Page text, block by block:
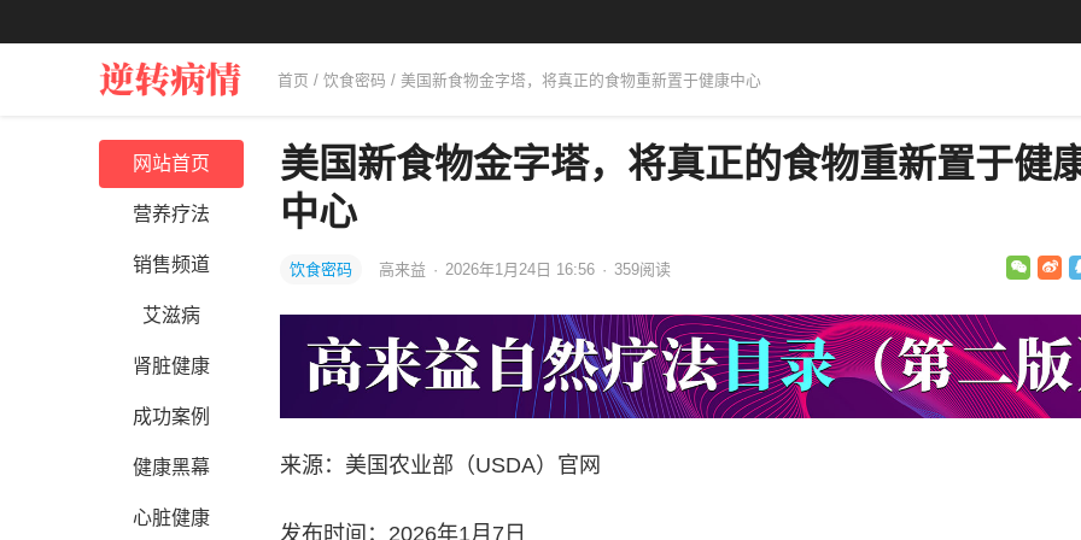
首页 /饮食密码 / 美国新食物金字塔，将真正的食物重新置于健康中心
网站首页
营养疗法
销售频道
艾滋病
肾脏健康
成功案例
健康黑幕
心脏健康
美国新食物金字塔，将真正的食物重新置于健
中心
饮食密码 高来益 · 2026年1月24日 16:56 · 359阅读
来源：美国农业部（USDA）官网
发布时间：2026年1月7日